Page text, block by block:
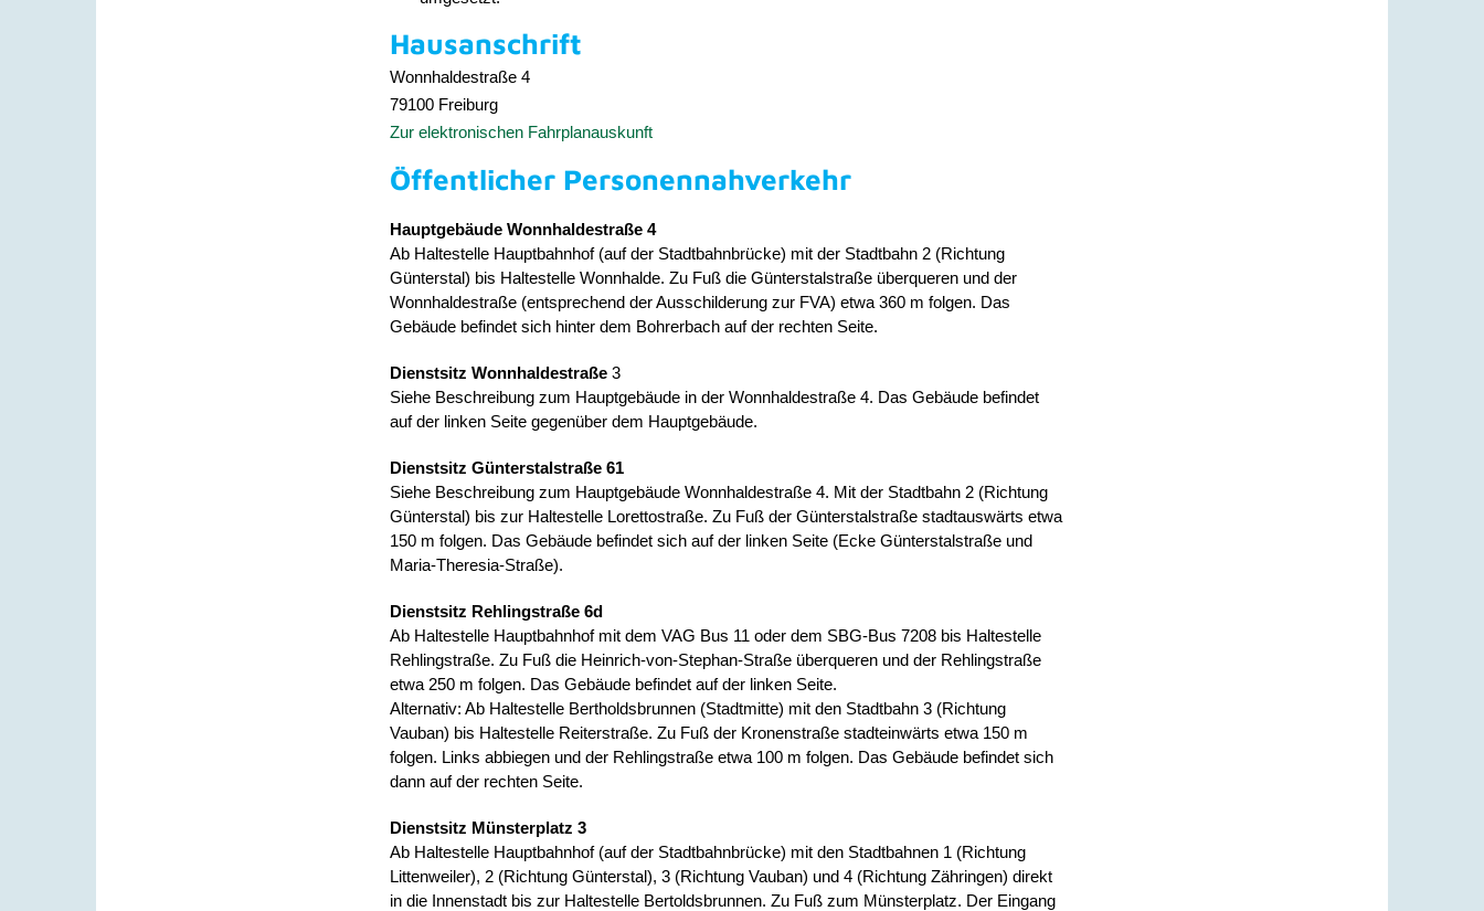
Hausanschrift
Wonnhaldestraße 4
79100 Freiburg
Zur elektronischen Fahrplanauskunft
Öffentlicher Personennahverkehr
Hauptgebäude Wonnhaldestraße 4
Ab Haltestelle Hauptbahnhof (auf der Stadtbahnbrücke) mit der Stadtbahn 2 (Richtung
Günterstal) bis Haltestelle Wonnhalde. Zu Fuß die Günterstalstraße überqueren und der
Wonnhaldestraße (entsprechend der Ausschilderung zur FVA) etwa 360 m folgen. Das
Gebäude befindet sich hinter dem Bohrerbach auf der rechten Seite.
Dienstsitz Wonnhaldestraße 3
Siehe Beschreibung zum Hauptgebäude in der Wonnhaldestraße 4. Das Gebäude befindet
auf der linken Seite gegenüber dem Hauptgebäude.
Dienstsitz Günterstalstraße 61
Siehe Beschreibung zum Hauptgebäude Wonnhaldestraße 4. Mit der Stadtbahn 2 (Richtung
Günterstal) bis zur Haltestelle Lorettostraße. Zu Fuß der Günterstalstraße stadtauswärts etwa
150 m folgen. Das Gebäude befindet sich auf der linken Seite (Ecke Günterstalstraße und
Maria-Theresia-Straße).
Dienstsitz Rehlingstraße 6d
Ab Haltestelle Hauptbahnhof mit dem VAG Bus 11 oder dem SBG-Bus 7208 bis Haltestelle
Rehlingstraße. Zu Fuß die Heinrich-von-Stephan-Straße überqueren und der Rehlingstraße
etwa 250 m folgen. Das Gebäude befindet auf der linken Seite.
Alternativ: Ab Haltestelle Bertholdsbrunnen (Stadtmitte) mit den Stadtbahn 3 (Richtung
Vauban) bis Haltestelle Reiterstraße. Zu Fuß der Kronenstraße stadteinwärts etwa 150 m
folgen. Links abbiegen und der Rehlingstraße etwa 100 m folgen. Das Gebäude befindet sich
dann auf der rechten Seite.
Dienstsitz Münsterplatz 3
Ab Haltestelle Hauptbahnhof (auf der Stadtbahnbrücke) mit den Stadtbahnen 1 (Richtung
Littenweiler), 2 (Richtung Günterstal), 3 (Richtung Vauban) und 4 (Richtung Zähringen) direkt
in die Innenstadt bis zur Haltestelle Bertoldsbrunnen. Zu Fuß zum Münsterplatz. Der Eingang